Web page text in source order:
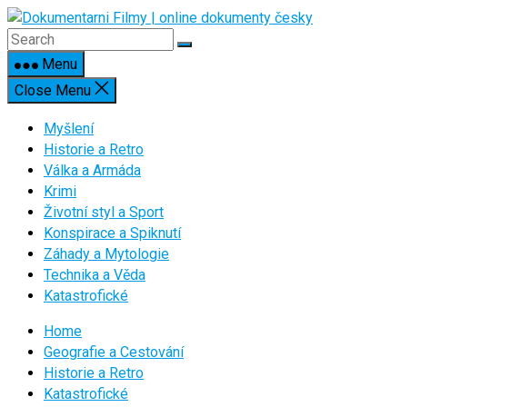
Skip
to
contentMenu
Close Menu
Myšlení
Historie a Retro
Válka a Armáda
Krimi
Životní styl a Sport
Konspirace a Spiknutí
Záhady a Mytologie
Technika a Věda
Katastrofické
Home
Geografie a Cestování
Historie a Retro
Katastrofické